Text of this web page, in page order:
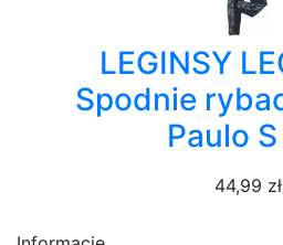
LEGINSY
Spodnie
Paulo
44,99 zł